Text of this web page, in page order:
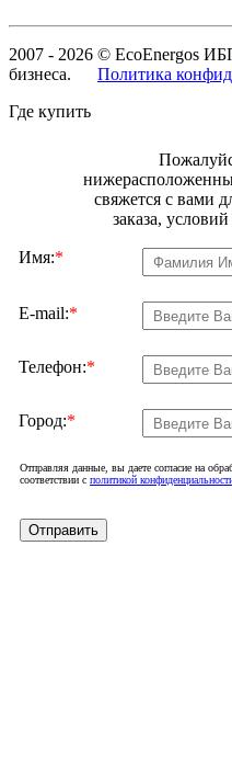
2007 - 2026 © EcoEnergos
бизнеса. Политика
Где купить
свяжется с вами
заказа,
Имя:*
E-mail:*
Телефон:*
Город:*
Отправляя данные, вы даете согласие на
соответствии с политикой